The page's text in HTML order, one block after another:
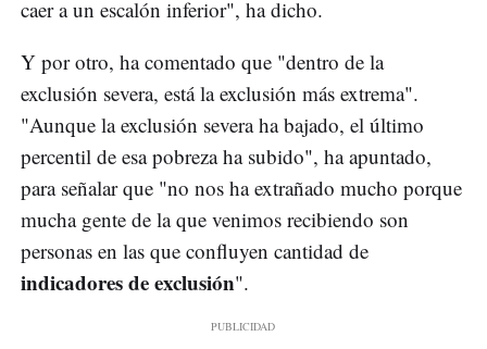
caer a un escalón inferior", ha dicho.
Y por otro, ha comentado que "dentro de la
exclusión severa, está la exclusión más extrema".
"Aunque la exclusión severa ha bajado, el último
percentil de esa pobreza ha subido", ha apuntado,
para señalar que "no nos ha extrañado mucho porque
mucha gente de la que venimos recibiendo son
personas en las que confluyen cantidad de
indicadores de exclusión".